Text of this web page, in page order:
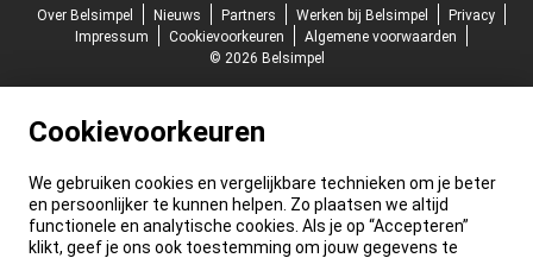
Over Belsimpel
Nieuws Partners Werken bij Belsimpel
Privacy
Impressum
Cookievoorkeuren
Algemene voorwaarden
© 2026 Belsimpel
Cookievoorkeuren
We gebruiken cookies en vergelijkbare technieken om je beter
en persoonlijker te kunnen helpen. Zo plaatsen we altijd
functionele en analytische cookies. Als je op “Accepteren”
klikt, geef je ons ook toestemming om jouw gegevens te